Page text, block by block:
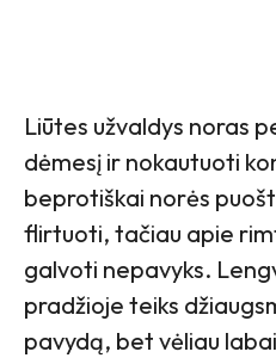
Liūtes užvaldys noras
dėmesį ir nokautuoti
beprotiškai norės
flirtuoti, tačiau apie
galvoti nepavyks.
pradžioje teiks
pavydą, bet vėliau